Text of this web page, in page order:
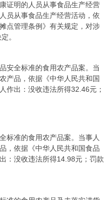
证明的人员从事食品生产经营
员从事食品生产经营活动，依
点管理条例》有关规定，对涉
。
安全标准的食用农产品案。当
产品，依据《中华人民共和国
作出：没收违法所得32.46元；
标准的食用农产品案。当事人
，依据《中华人民共和国食品
：没收违法所得14.98元；罚款